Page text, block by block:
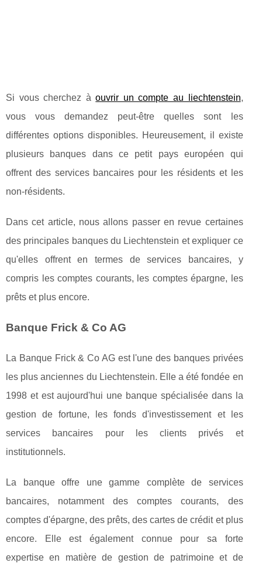
Si vous cherchez àouvrir un compte au liechtenstein,
vous vous demandez peut-être quelles sont les
différentes options disponibles. Heureusement, il existe
plusieurs banques dans ce petit pays européen qui
offrent des services bancaires pour les résidents et les
non-résidents.
Dans cet article, nous allons passer en revue certaines
des principales banques du Liechtenstein et expliquer ce
qu'elles offrent en termes de services bancaires, y
compris les comptes courants, les comptes épargne, les
prêts et plus encore.
Banque Frick & Co AG
La Banque Frick & Co AG est l'une des banques privées
les plus anciennes du Liechtenstein. Elle a été fondée en
1998 et est aujourd'hui une banque spécialisée dans la
gestion de fortune, les fonds d'investissement et les
services bancaires pour les clients privés et
institutionnels.
La banque offre une gamme complète de services
bancaires, notamment des comptes courants, des
comptes d'épargne, des prêts, des cartes de crédit et plus
encore. Elle est également connue pour sa forte
expertise en matière de gestion de patrimoine et de